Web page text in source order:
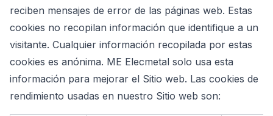
reciben mensajes de error de las páginas web. Estas
cookies no recopilan información que identifique a un
visitante. Cualquier información recopilada por estas
cookies es anónima. ME Elecmetal solo usa esta
información para mejorar el Sitio web. Las cookies de
rendimiento usadas en nuestro Sitio web son: